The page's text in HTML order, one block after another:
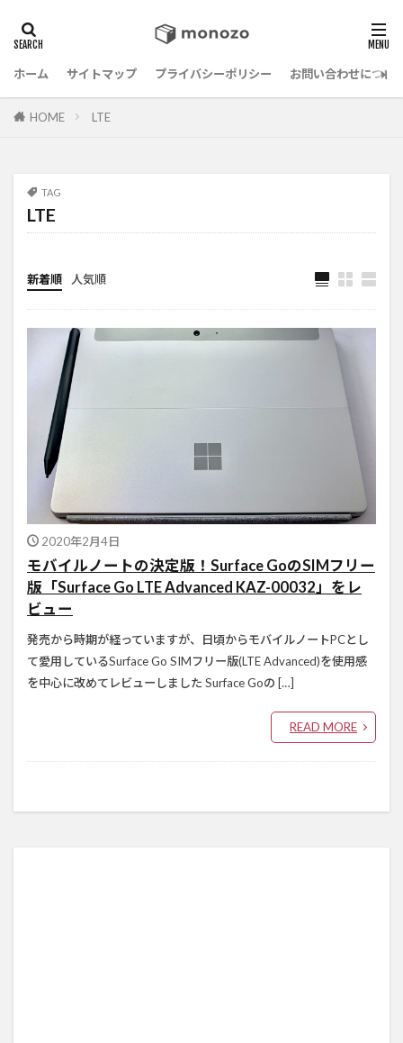
ホーム サイトマップ プライバシーポリシー お問い合わせについ
HOME LTE
TAG
LTE
新着順 人気順
2020年2月4日
モバイルノートの決定版！Surface GoのSIMフリー
版「Surface Go LTE Advanced KAZ-00032」をレ
ビュー
発売から時期が経っていますが、日頃からモバイルノートPCとし
て愛用しているSurface Go SIMフリー版(LTE Advanced)を使用感
を中心に改めてレビューしました Surface Goの […]
READ MORE